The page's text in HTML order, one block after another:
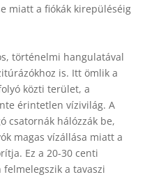
miatt a fiókák kirepüléséig
történelmi hangulatával
is. Itt ömlik a
közti terület, a
érintetlen vízivilág. A
csatornák hálózzák be,
magas vízállása miatt a
Ez a 20-30 centi
a tavaszi